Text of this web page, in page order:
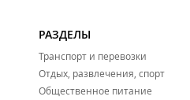
РАЗДЕЛЫ
Транспорт и перевозки
Отдых, развлечения, спорт
Общественное питание